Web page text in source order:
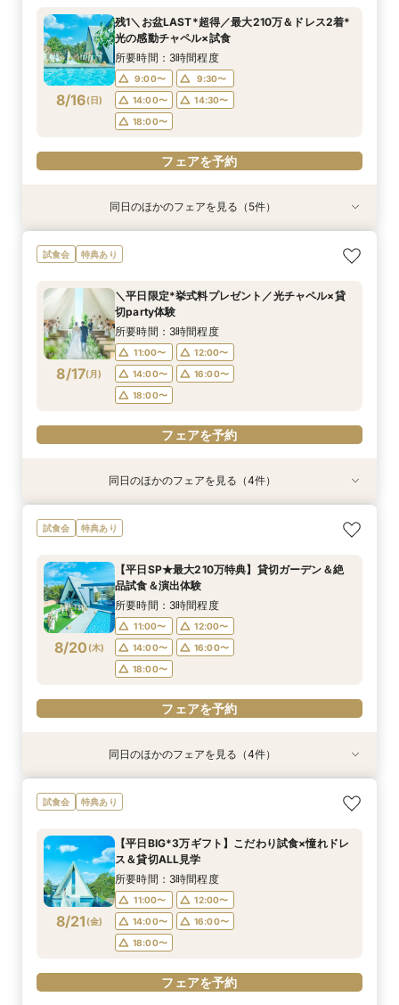
8/15(土)
9:00〜
14:30〜
18:00〜
フェアを予約
8/15(土)
9:00〜
14:30〜
18:00〜
フェアを予約
8/15(土)
10:00〜
15:00〜
18:30〜
フェアを予約
8/15(土)
10:30〜 15:30〜
フェアを予約
8/15(土)
9:00〜
14:30〜
18:00〜
フェアを予約
8/16(日)
残1＼お盆LAST*超得／最大210万＆ドレス2着*
光の感動チャペル×試食
所要時間：3時間程度
9:00〜
9:30〜
14:00〜
14:30〜
18:00〜
フェアを予約
特典あり
8/16(日)
＼1軒目限定★3万ギフト付／ドレス＆挙式料プレ
ゼント×和牛試食
9:00〜
18:00〜
フェアを予約
特典あり
8/16(日)
【6名～30名の少人数婚】挙式＆会食Newプラ
ン誕生！無料試食付
9:00〜
18:00〜
フェアを予約
8/16(日)
【タイパ重視！60分で完結◎】オンラインで会
場案内＆相談会
10:00〜
18:30〜
フェアを予約
8/16(日)
【会場見学2件目以上◎】短縮90分Fair*雰囲気
比較×見積相談会
9:00〜
18:00〜
フェアを予約
8/16(日)
【60分で完結】即決営業ナシで安心！気軽によ
りみちツアー
10:00〜
フェアを予約
同日のほかのフェアを見る（5件）
試食会 特典あり
8/17(月)
＼平日限定*挙式料プレゼント／光チャペル×貸
切party体験
所要時間：3時間程度
11:00〜
12:00〜
14:00〜
16:00〜
18:00〜
フェアを予約
特典あり
8/17(月)
＼1軒目限定★3万ギフト付／ドレス＆挙式料プレ
ゼント×和牛試食
11:00〜
12:00〜
14:00〜
16:00〜
18:00〜
フェアを予約
特典あり
8/17(月)
【6名～30名の少人数婚】挙式＆会食Newプラ
ン誕生！無料試食付
11:00〜
12:00〜
14:00〜
16:00〜
18:00〜
フェアを予約
8/17(月)
【60分で完結】即決営業ナシで安心！気軽によ
りみちツアー
12:00〜
13:00〜
15:00〜
16:00〜
17:00〜
フェアを予約
8/17(月)
【タイパ重視！60分で完結◎】オンラインで会
場案内＆相談会
12:00〜
13:00〜
15:00〜
16:00〜
17:00〜
フェアを予約
同日のほかのフェアを見る（4件）
試食会 特典あり
8/20 (木)
【平日SP★最大210万特典】貸切ガーデン＆絶
品試食＆演出体験
所要時間：3時間程度
11:00〜
12:00〜
14:00〜
16:00〜
18:00〜
フェアを予約
特典あり
8/20(木)
＼1軒目限定★3万ギフト付／ドレス＆挙式料プレ
ゼント×和牛試食
11:00〜
12:00〜
14:00〜
16:00〜
18:00〜
フェアを予約
特典あり
8/20(木)
【6名～30名の少人数婚】挙式＆会食Newプラ
ン誕生！無料試食付
11:00〜
12:00〜
14:00〜
16:00〜
18:00〜
フェアを予約
8/20(木)
【60分で完結】即決営業ナシで安心！気軽によ
りみちツアー
12:00〜
13:00〜
15:00〜
16:00〜
17:00〜
フェアを予約
8/20(木)
【タイパ重視！60分で完結◎】オンラインで会
場案内＆相談会
12:00〜
13:00〜
15:00〜
16:00〜
17:00〜
フェアを予約
同日のほかのフェアを見る（4件）
試食会 特典あり
8/21 (金)
【平日BIG*3万ギフト】こだわり試食×憧れドレ
ス＆貸切ALL見学
所要時間：3時間程度
11:00〜
12:00〜
14:00〜
16:00〜
18:00〜
フェアを予約